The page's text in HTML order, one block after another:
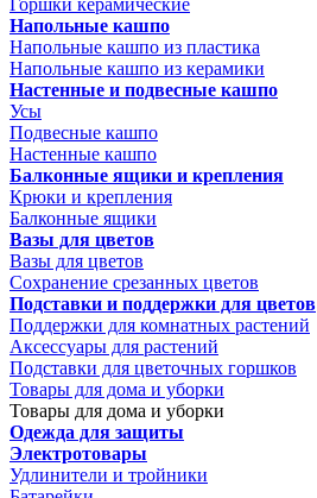
Горшки керамические
Напольные кашпо
Напольные кашпо из пластика
Напольные кашпо из керамики
Настенные и подвесные кашпо
Усы
Подвесные кашпо
Настенные кашпо
Балконные ящики и крепления
Крюки и крепления
Балконные ящики
Вазы для цветов
Вазы для цветов
Сохранение срезанных цветов
Подставки и поддержки для цветов
Поддержки для комнатных растений
Аксессуары для растений
Подставки для цветочных горшков
Товары для дома и уборки
Товары для дома и уборки
Одежда для защиты
Электротовары
Удлинители и тройники